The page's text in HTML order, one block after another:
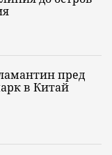
пред
в Китай